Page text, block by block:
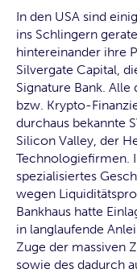
In den USA sind
ins Schlingern
hintereinander ihre
Silvergate Capital,
Signature Bank.
bzw. Krypto-
durchaus bekannte
Silicon Valley, der
Technologiefirmen.
spezialisiertes
wegen
Bankhaus hatte
in langlaufende
Zuge der massiven
sowie des dadurch